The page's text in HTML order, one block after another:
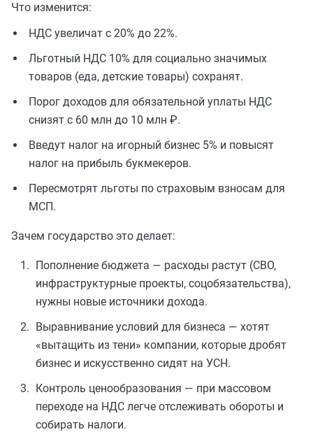
Что изменится:
НДС увеличат с 20% до 22%.
Льготный НДС 10% для социально значимых
товаров (еда, детские товары) сохранят.
Порог доходов для обязательной уплаты НДС
снизят с 60 млн до 10 млн ₽.
Введут налог на игорный бизнес 5% и повысят
налог на прибыль букмекеров.
Пересмотрят льготы по страховым взносам для
МСП.
Зачем государство это делает:
Пополнение бюджета — расходы растут (СВО,
инфраструктурные проекты, соцобязательства),
нужны новые источники дохода.
Выравнивание условий для бизнеса — хотят
«вытащить из тени» компании, которые дробят
бизнес и искусственно сидят на УСН.
Контроль ценообразования — при массовом
переходе на НДС легче отслеживать обороты и
собирать налоги.